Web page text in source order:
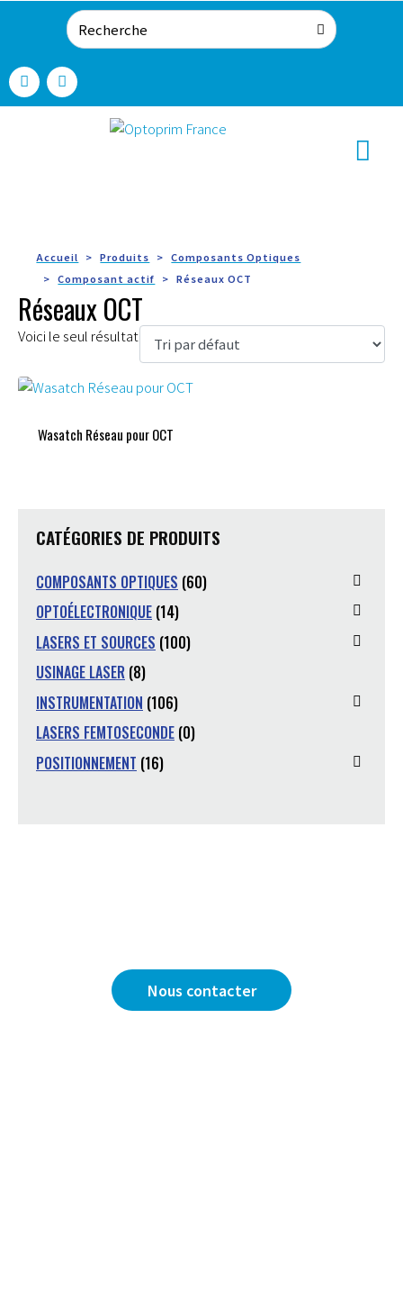
Accueil Produits
Composants Optiques
Composant actif
Réseaux OCT
Réseaux OCT
Voici le seul résultat
Wasatch Réseau pour OCT
CATÉGORIES DE PRODUITS
COMPOSANTS OPTIQUES (60)
OPTOÉLECTRONIQUE (14)
LASERS ET SOURCES (100)
USINAGE LASER (8)
INSTRUMENTATION (106)
LASERS FEMTOSECONDE (0)
POSITIONNEMENT (16)
Nous contacter